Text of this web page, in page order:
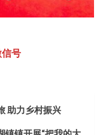
号
助力乡村振兴